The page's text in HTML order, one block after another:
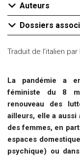
Auteurs
Dossiers
Traduit de l’italien
La pandémie a
féministe du 8
renouveau des
ailleurs, elle a aussi
des femmes, en
espaces
psychique) ou